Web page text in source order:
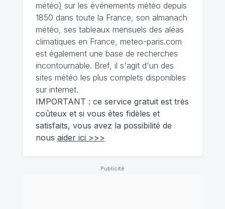
météo) sur les événements météo depuis
1850 dans toute la France, son almanach
météo, ses tableaux mensuels des aléas
climatiques en France, meteo-paris.com
est également une base de recherches
incontournable. Bref, il s'agit d'un des
sites météo les plus complets disponibles
sur internet.
IMPORTANT : ce service gratuit est très
coûteux et si vous êtes fidèles et
satisfaits, vous avez la possibilité de
nous aider ici >>>